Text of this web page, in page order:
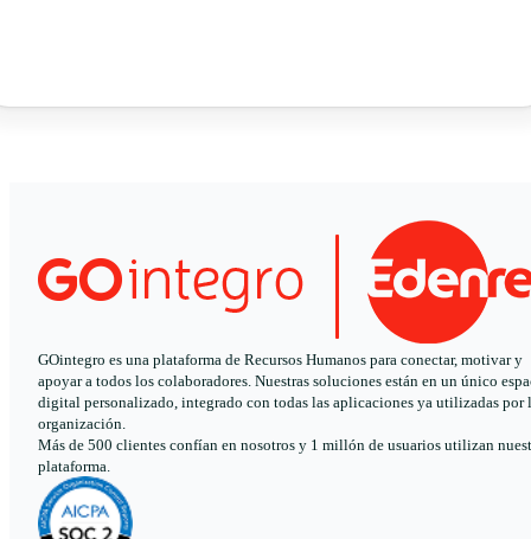
GOintegro es una plataforma de Recursos Humanos para conectar, motivar y
apoyar a todos los colaboradores. Nuestras soluciones están en un único
digital personalizado, integrado con todas las aplicaciones ya utilizadas por
organización.
Más de 500 clientes confían en nosotros y 1 millón de usuarios utilizan
plataforma.